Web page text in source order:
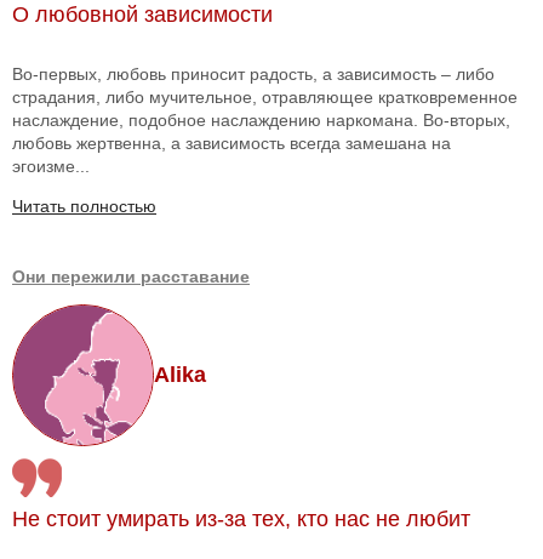
О любовной зависимости
Во-первых, любовь приносит радость, а зависимость – либо
страдания, либо мучительное, отравляющее кратковременное
наслаждение, подобное наслаждению наркомана. Во-вторых,
любовь жертвенна, а зависимость всегда замешана на
эгоизме...
Читать полностью
Они пережили расставание
Alika
Не стоит умирать из-за тех, кто нас не любит